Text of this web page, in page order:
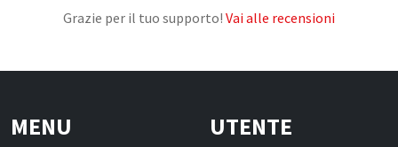
Grazie per il tuo supporto! Vai alle recensioni
MENU UTENTE